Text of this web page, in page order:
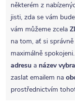
některém z
jisti, zda se vám
vám můžeme zcela
na tom, ať si
maximálně
adresu a název
zaslat emailem na
prostřednictvím